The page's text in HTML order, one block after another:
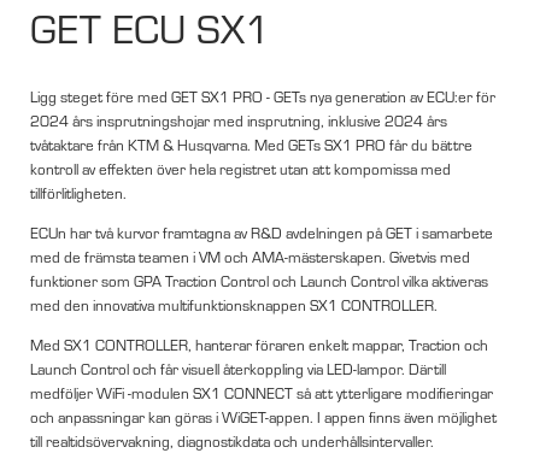
GET ECU SX1
Ligg steget före med GET SX1 PRO - GETs nya generation av ECU:er för
2024 års insprutningshojar med insprutning, inklusive 2024 års
tvåtaktare från KTM & Husqvarna. Med GETs SX1 PRO får du bättre
kontroll av effekten över hela registret utan att kompomissa med
tillförlitligheten.
ECUn har två kurvor framtagna av R&D avdelningen på GET i samarbete
med de främsta teamen i VM och AMA-mästerskapen. Givetvis med
funktioner som GPA Traction Control och Launch Control vilka aktiveras
med den innovativa multifunktionsknappen SX1 CONTROLLER.
Med SX1 CONTROLLER, hanterar föraren enkelt mappar, Traction och
Launch Control och får visuell återkoppling via LED-lampor. Därtill
medföljer WiFi -modulen SX1 CONNECT så att ytterligare modifieringar
och anpassningar kan göras i WiGET-appen. I appen finns även möjlighet
till realtidsövervakning, diagnostikdata och underhållsintervaller.